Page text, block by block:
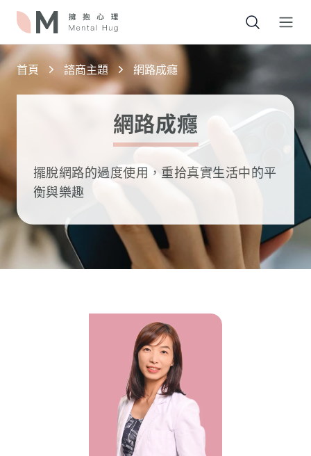
首頁 諮商主題 網路成癮
網路成癮
擺脫網路的過度使用，重拾真實生活中的平
衡與樂趣